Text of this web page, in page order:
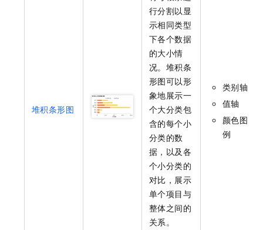
堆积条形图
行分割以显
示相同类型
下各个数据
的大小情
况。堆积条
形图可以形
象地展示一
个大分类包
含的每个小
分类的数
据，以及各
个小分类的
对比，展示
单个项目与
整体之间的
关系。
类别轴
值轴
颜色图
例